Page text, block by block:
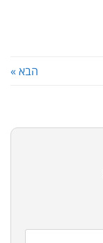
הבא »